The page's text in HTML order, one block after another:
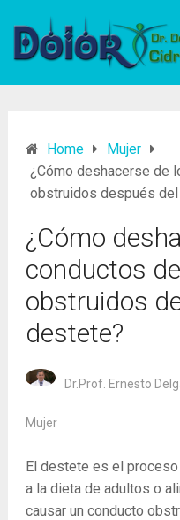
Home
Mujer
¿Cómo deshacerse de
obstruidos después
¿Cómo
conductos
obstruidos
destete?
Dr.Prof. Ernesto
Mujer
El destete es el
a la dieta de adultos o
causar un conducto